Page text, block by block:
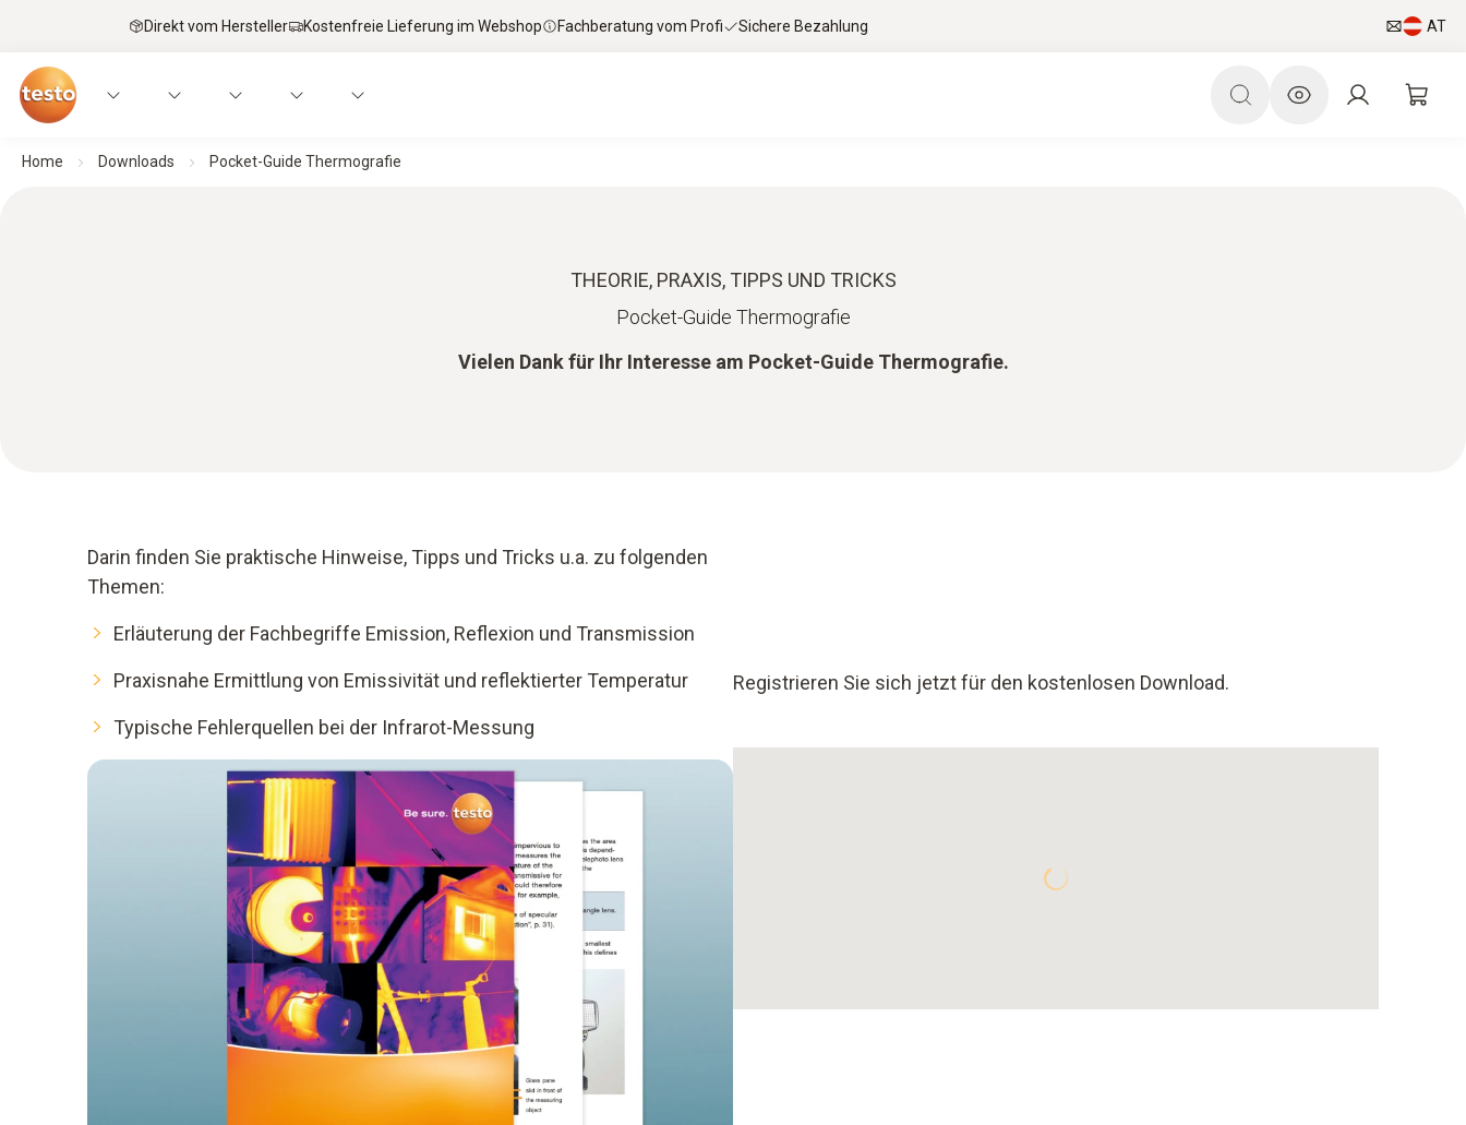
Direkt vom Hersteller Kostenfreie Lieferung im Webshop Fachberatung vom Profi Sichere Bezahlung AT
Home Downloads Pocket-Guide Thermografie
THEORIE, PRAXIS, TIPPS UND TRICKS
Pocket-Guide Thermografie
Vielen Dank für Ihr Interesse am Pocket-Guide Thermografie.
Darin finden Sie praktische Hinweise, Tipps und Tricks u.a. zu folgenden
Themen:
Erläuterung der Fachbegriffe Emission, Reflexion und Transmission
Praxisnahe Ermittlung von Emissivität und reflektierter Temperatur
Typische Fehlerquellen bei der Infrarot-Messung
Registrieren Sie sich jetzt für den kostenlosen Download.